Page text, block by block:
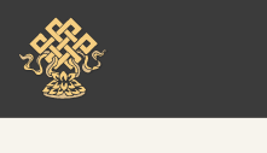
основному
содержанию